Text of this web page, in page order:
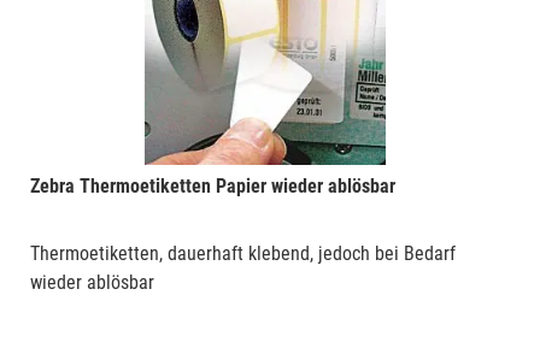
Zebra Thermoetiketten Papier wieder ablösbar
Thermoetiketten, dauerhaft klebend, jedoch bei Bedarf
wieder ablösbar